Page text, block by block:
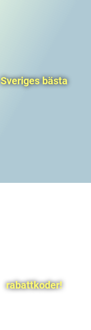
Sveriges bästa
rabattkoder!